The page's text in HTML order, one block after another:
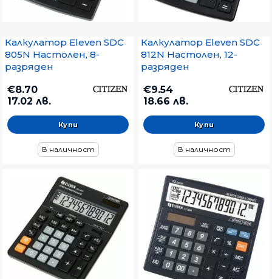
Калкулатор Eleven SDC
805N Настолен, 8-
разряден
€8.70
17.02 лв.
В наличност
Калкулатор Eleven SDC
812N Настолен, 12-
разряден
€9.54
18.66 лв.
В наличност